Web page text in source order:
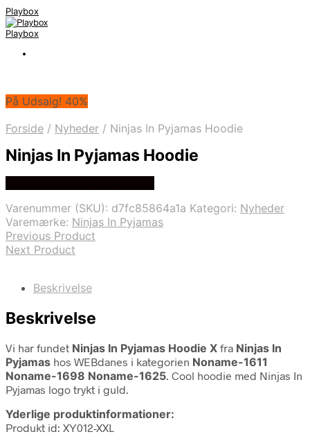
Playbox
Playbox
På Udsalg! 40%
Forside / Nyheder / Ninjas In Pyjamas Hoodie
Ninjas In Pyjamas Hoodie
Varenummer (SKU): d7fc85864a1a Kategori: Nyheder
Varemærke: Ninjas In Pyjamas
Previous Product
Next Product
Beskrivelse
Beskrivelse
Vi har fundet Ninjas In Pyjamas Hoodie X fra Ninjas In
Pyjamas hos WEBdanes i kategorien Noname-1611
Noname-1698 Noname-1625. Cool hoodie med Ninjas In
Pyjamas logo trykt i guld.
Yderlige produktinformationer:
Produkt id: XY012-XXL